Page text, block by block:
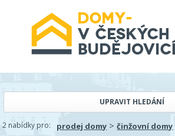
UPRAVIT HLEDÁNÍ
2 nabídky pro: prodej domy >činžovní domy